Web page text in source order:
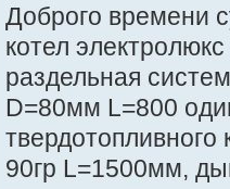
Доброго времени
котел
раздельная
D=80мм L=800
90гр L=1500мм,